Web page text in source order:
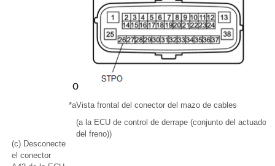
(c) Desconecte
el conector
*aVista frontal del conector del mazo de cables
(a la ECU de control de derrape (conjunto del actuador
del freno))